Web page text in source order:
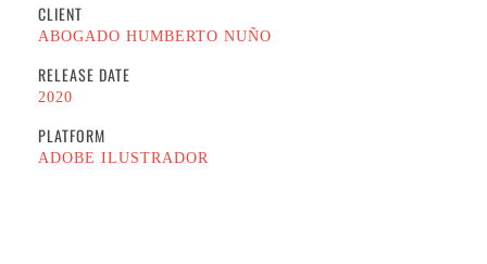
CLIENT
ABOGADO HUMBERTO NUÑO
RELEASE DATE
2020
PLATFORM
ADOBE ILUSTRADOR